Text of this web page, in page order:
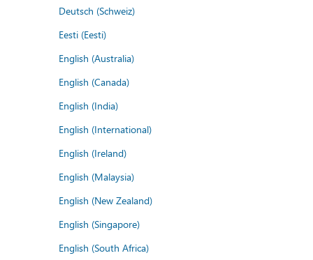
Deutsch (Schweiz)
Eesti (Eesti)
English (Australia)
English (Canada)
English (India)
English (International)
English (Ireland)
English (Malaysia)
English (New Zealand)
English (Singapore)
English (South Africa)